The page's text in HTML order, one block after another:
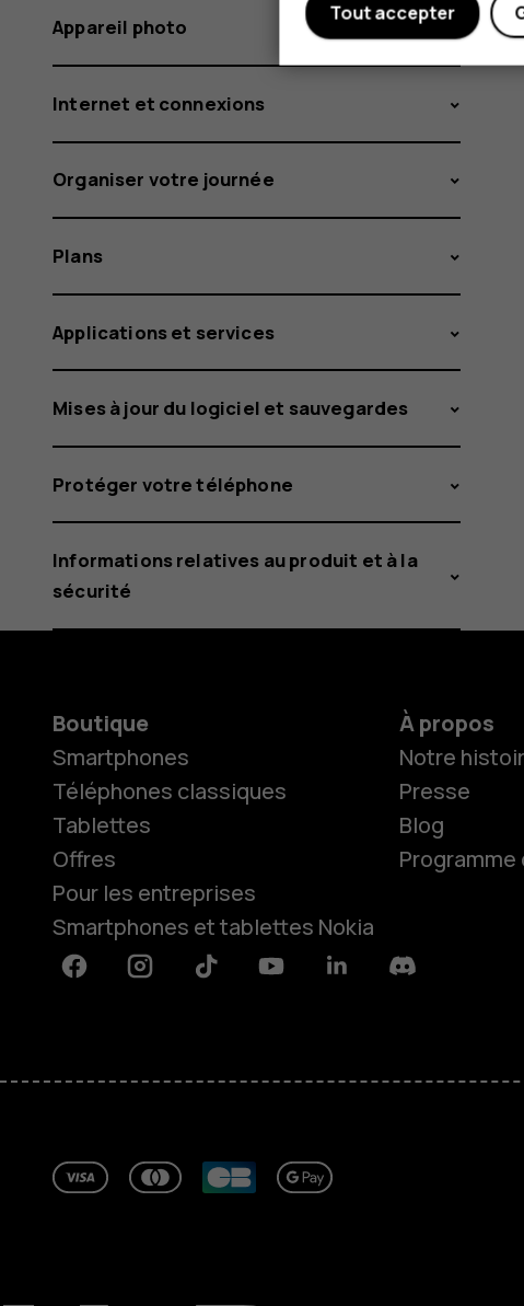
À propos
Appareil photo
Internet et connexions
Organiser votre journée
Plans
Applications et services
Mises à jour du logiciel et sauvegardes
Protéger votre téléphone
Informations relatives au produit et à la
sécurité
Boutique
Smartphones
Téléphones classiques
Tablettes
Offres
Pour les entreprises
Smartphones et tablettes Nokia
À propos
Notre
Presse
Blog
FacebookInstagramTiktok YoutubeLinkedinDiscord
Tout accepter